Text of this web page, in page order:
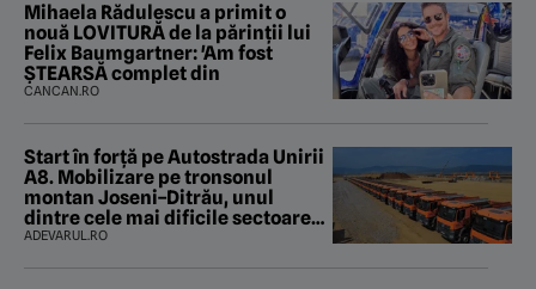
Mihaela Rădulescu a primit o
nouă LOVITURĂ de la părinții lui
Felix Baumgartner: 'Am fost
ȘTEARSĂ complet din
CANCAN.RO
Start în forță pe Autostrada Unirii
A8. Mobilizare pe tronsonul
montan Joseni–Ditrău, unul
dintre cele mai dificile sectoare
care traversează Carpații
ADEVARUL.RO